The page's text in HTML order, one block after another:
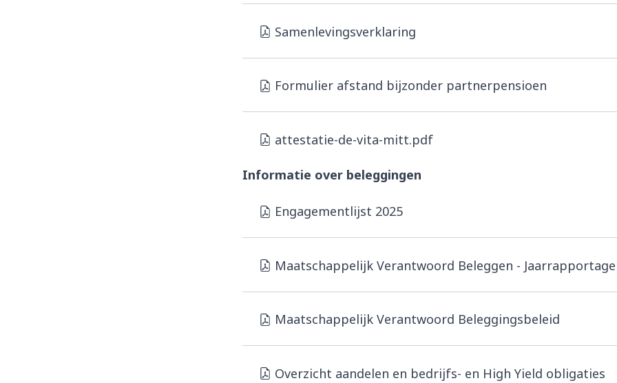
Samenlevingsverklaring
Formulier afstand bijzonder partnerpensioen
attestatie-de-vita-mitt.pdf
Informatie over beleggingen
Engagementlijst 2025
Maatschappelijk Verantwoord Beleggen - Jaarrapportage
Maatschappelijk Verantwoord Beleggingsbeleid
Overzicht aandelen en bedrijfs- en High Yield obligaties